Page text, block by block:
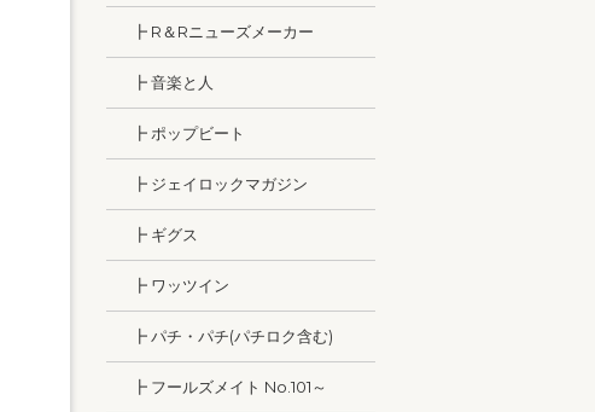
┣ R＆Rニューズメーカー
┣ 音楽と人
┣ ポップビート
┣ ジェイロックマガジン
┣ ギグス
┣ ワッツイン
┣ パチ・パチ(パチロク含む)
┣ フールズメイト No.101～